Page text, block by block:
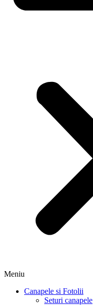
Meniu
Canapele si Fotolii
Seturi canapele